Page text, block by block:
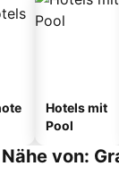
Hotels mit
Pool
von: